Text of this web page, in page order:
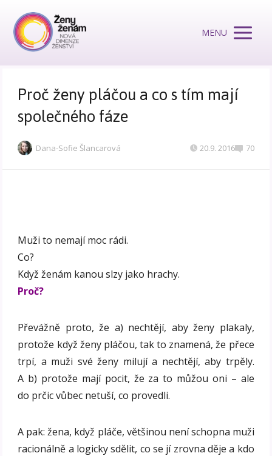
MENU
Proč ženy pláčou a co s tím mají
společného fáze
Dana-Sofie Šlancarová 20.9. 2016 70
Muži to nemají moc rádi.
Co?
Když ženám kanou slzy jako hrachy.
Proč?
Převážně proto, že a) nechtějí, aby ženy plakaly,
protože když ženy pláčou, tak to znamená, že přece
trpí, a muži své ženy milují a nechtějí, aby trpěly.
A b) protože mají pocit, že za to můžou oni – ale
do prčic vůbec netuší, co provedli.
A pak: žena, když pláče, většinou není schopna muži
racionálně a logicky sdělit, co se jí zrovna děje a kdo